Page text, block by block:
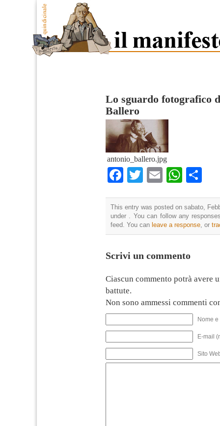
Lo sguardo fotografico
Ballero
antonio_ballero.jpg
Facebook
Twitter
Email
This entry was posted on sabato,
under . You can follow any
feed. You can leave a response , or
Scrivi un commento
Ciascun commento potrà avere
battute.
Non sono ammessi commenti
Nome
E-mail
Sito